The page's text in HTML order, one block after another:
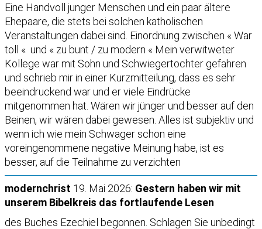
Eine Handvoll junger Menschen und ein paar ältere
Ehepaare, die stets bei solchen katholischen
Veranstaltungen dabei sind. Einordnung zwischen « War
toll « und « zu bunt / zu modern « Mein verwitweter
Kollege war mit Sohn und Schwiegertochter gefahren
und schrieb mir in einer Kurzmitteilung, dass es sehr
beeindruckend war und er viele Eindrücke
mitgenommen hat. Wären wir jünger und besser auf den
Beinen, wir wären dabei gewesen. Alles ist subjektiv und
wenn ich wie mein Schwager schon eine
voreingenommene negative Meinung habe, ist es
besser, auf die Teilnahme zu verzichten
modernchrist 19. Mai 2026: Gestern haben wir mit
unserem Bibelkreis das fortlaufende Lesen
des Buches Ezechiel begonnen. Schlagen Sie unbedingt